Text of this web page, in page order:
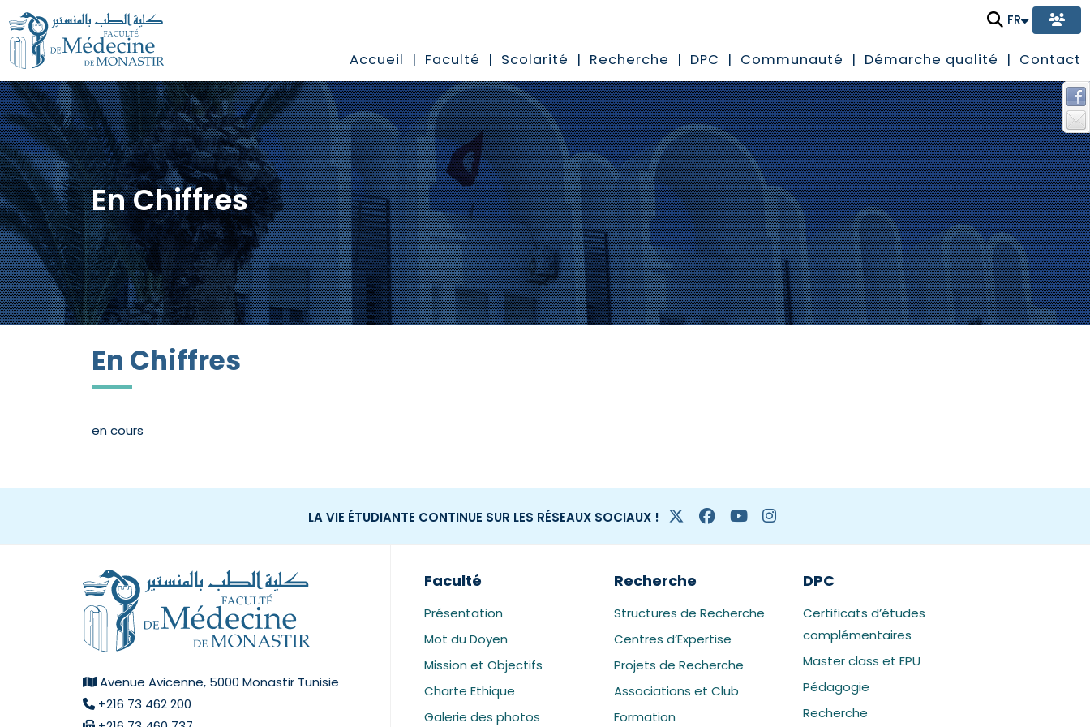
FR
Accueil Faculté Scolarité Recherche DPC Communauté Démarche qualité Contact
En Chiffres
En Chiffres
en cours
LA VIE ÉTUDIANTE CONTINUE SUR LES RÉSEAUX SOCIAUX !
Avenue Avicenne, 5000 Monastir Tunisie
+216 73 462 200
Faculté
Présentation
Mot du Doyen
Mission et Objectifs
Charte Ethique
Galerie des photos
Recherche
Structures de Recherche
Centres d’Expertise
Projets de Recherche
Associations et Club
Formation
DPC
Certificats d’études
complémentaires
Master class et EPU
Pédagogie
Recherche